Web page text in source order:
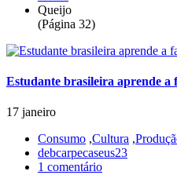
Queijo
(Página 32)
Estudante brasileira aprende
17 janeiro
Consumo ,Cultura ,
debcarpecaseus23
1 comentário